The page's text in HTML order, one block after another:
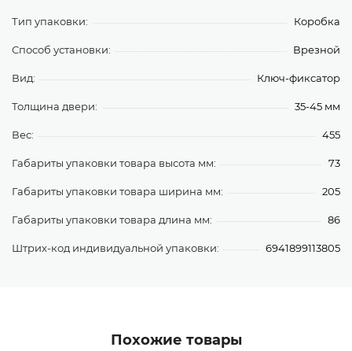
Тип упаковки: Коробка
Способ установки: Врезной
Вид: Ключ-фиксатор
Толщина двери: 35-45 мм
Вес: 455
Габариты упаковки товара высота мм: 73
Габариты упаковки товара ширина мм: 205
Габариты упаковки товара длина мм: 86
Штрих-код индивидуальной упаковки: 6941899113805
Похожие товары